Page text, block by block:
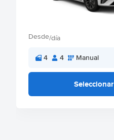
Desde/día
4 4 Manual
Seleccionar